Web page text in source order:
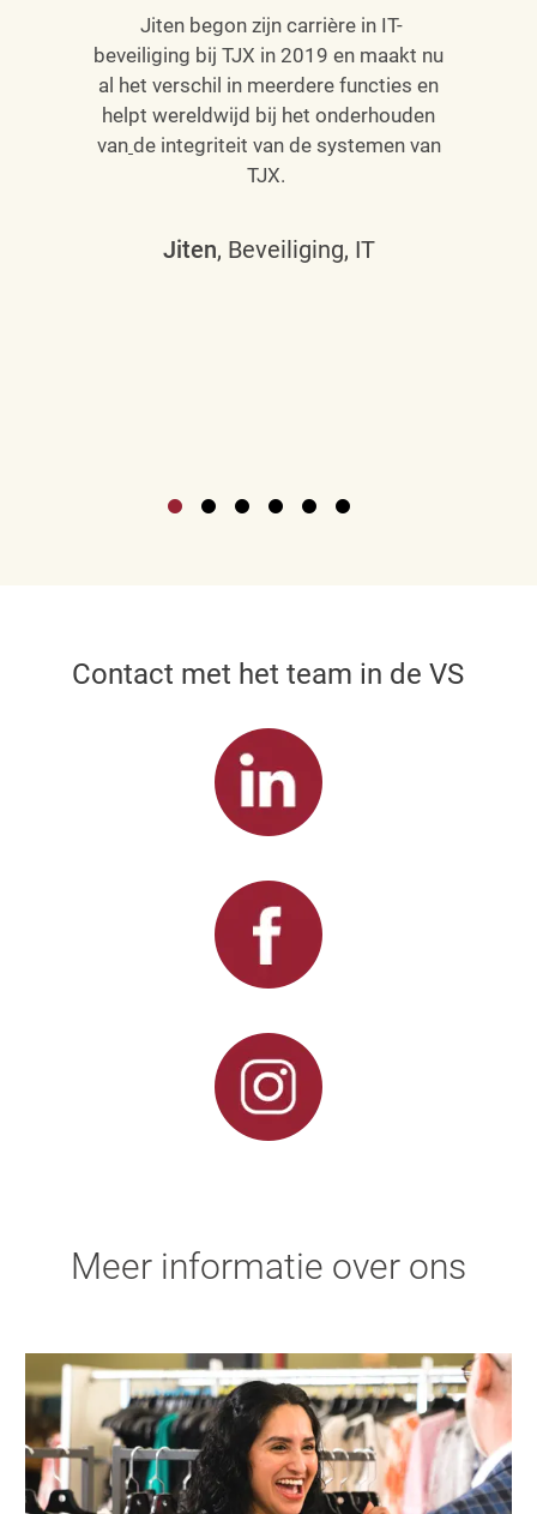
Jiten begon zijn carrière in IT-
beveiliging bij TJX in 2019 en maakt nu
al het verschil in meerdere functies en
helpt wereldwijd bij het onderhouden
van de integriteit van de systemen van
TJX.
Jiten, Beveiliging, IT
Contact met het team in de VS
Meer informatie over ons